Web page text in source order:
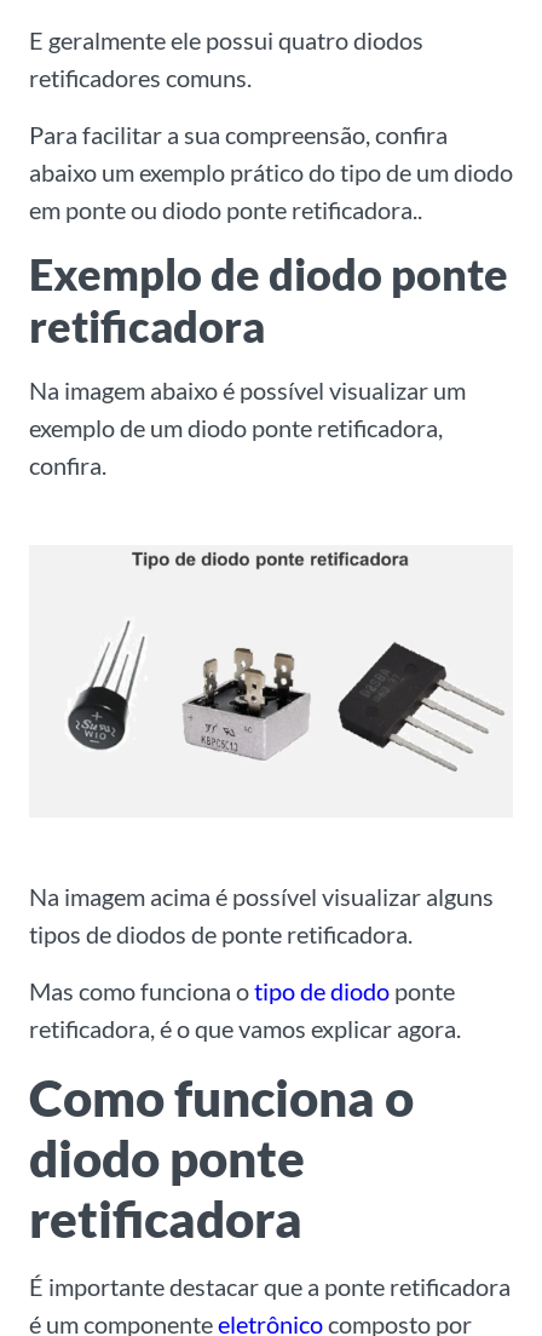
E geralmente ele possui quatro diodos
retificadores comuns.
Para facilitar a sua compreensão, confira
abaixo um exemplo prático do tipo de um diodo
em ponte ou diodo ponte retificadora..
Exemplo de diodo ponte
retificadora
Na imagem abaixo é possível visualizar um
exemplo de um diodo ponte retificadora,
confira.
Na imagem acima é possível visualizar alguns
tipos de diodos de ponte retificadora.
Mas como funciona otipo de diodo ponte
retificadora, é o que vamos explicar agora.
Como funciona o
diodo ponte
retificadora
É importante destacar que a ponte retificadora
é um componenteeletrônicocomposto por